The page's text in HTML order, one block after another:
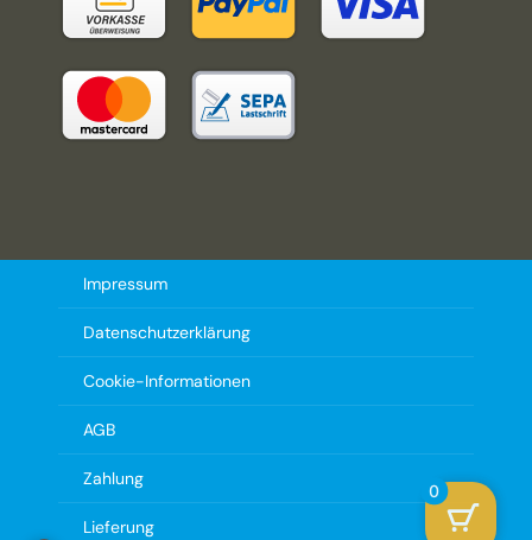
Impressum
Datenschutzerklärung
Cookie-Informationen
AGB
Zahlung
Lieferung
0